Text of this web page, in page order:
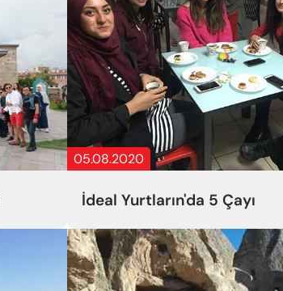
05.08.2020
İdeal Yurtların'da 5 Çayı